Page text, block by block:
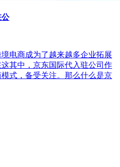
公
电商成为了越来越多企业拓展
其中，京东国际代入驻公司作
式，备受关注。那么什么是京